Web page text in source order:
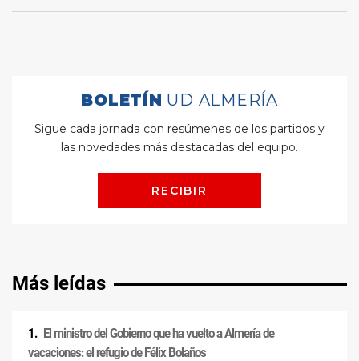
Más leídas
El ministro del Gobierno que ha vuelto a Almería de
vacaciones: el refugio de Félix Bolaños